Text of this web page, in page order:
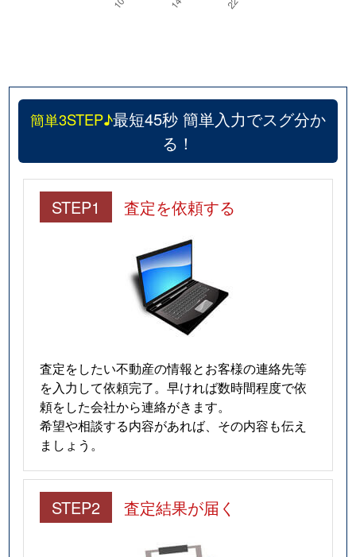
簡単3STEP♪最短45秒 簡単入力でスグ分か
る！
STEP1 査定を依頼する
査定をしたい不動産の情報とお客様の連絡先等
を入力して依頼完了。早ければ数時間程度で依
頼をした会社から連絡がきます。
希望や相談する内容があれば、その内容も伝え
ましょう。
STEP2 査定結果が届く